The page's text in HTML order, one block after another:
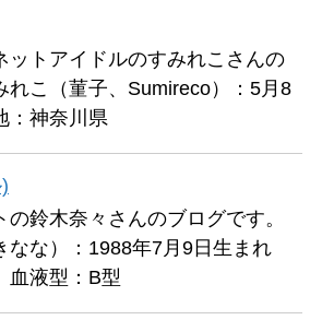
ットアイドルのすみれこさんの
れこ（菫子、Sumireco）：5月8
神奈川県
鈴木奈々さんのブログです。
なな）：1988年7月9日生まれ
液型：B型